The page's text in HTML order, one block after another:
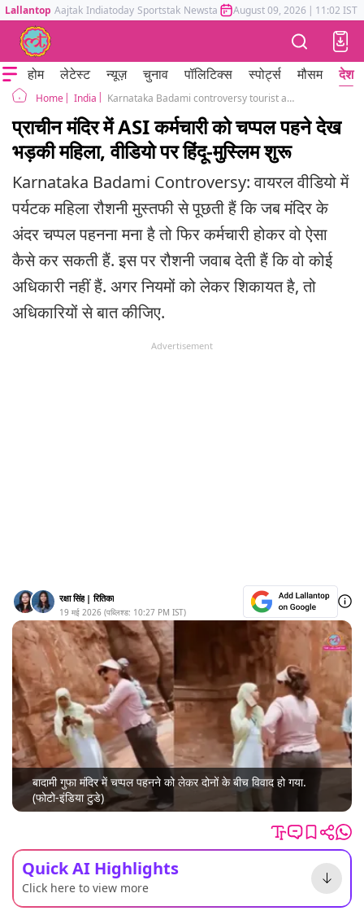
Lallantop Aajtak Indiatoday Sportstak Newstak Mumbai Tak Astrotak
August 09, 2026 | 11:02 IST
होम लेटेस्ट न्यूज़ चुनाव पॉलिटिक्स स्पोर्ट्स मौसम देश
Home India Karnataka Badami controversy tourist and ASI staff argument viral video
प्राचीन मंदिर में ASI कर्मचारी को चप्पल पहने देख
भड़की महिला, वीडियो पर हिंदू-मुस्लिम शुरू
Karnataka Badami Controversy: वायरल वीडियो में
पर्यटक महिला रौशनी मुस्तफी से पूछती हैं कि जब मंदिर के
अंदर चप्पल पहनना मना है तो फिर कर्मचारी होकर वो ऐसा
कैसे कर सकती हैं. इस पर रौशनी जवाब देती हैं कि वो कोई
अधिकारी नहीं हैं. अगर नियमों को लेकर शिकायत है, तो
अधिकारियों से बात कीजिए.
Advertisement
रक्षा सिंह | रितिका
19 मई 2026 (पब्लिश्ड: 10:27 PM IST)
बादामी गुफा मंदिर में चप्पल पहनने को लेकर दोनों के बीच विवाद हो गया.
(फोटो-इंडिया टुडे)
Quick AI Highlights
Click here to view more